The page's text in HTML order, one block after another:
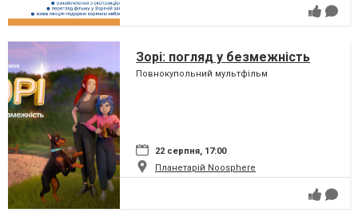
Зорі: погляд у безмежність
Повнокупольний мультфільм
22 серпня, 17:00
Планетарій Noosphere